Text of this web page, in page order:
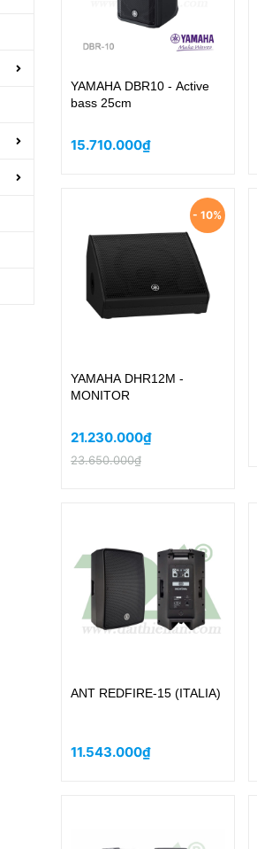
YAMAHA DBR10 - Active
bass 25cm
15.710.000₫
- 10%
YAMAHA DHR12M -
MONITOR
21.230.000₫
23.650.000₫
ANT REDFIRE-15 (ITALIA)
11.543.000₫